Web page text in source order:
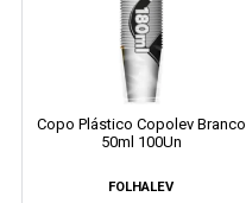
Copo Plástico Copolev Branco
50ml 100Un
FOLHALEV